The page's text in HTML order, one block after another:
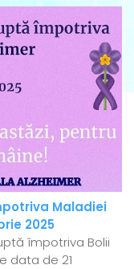
Maladiei
2025
împotriva Bolii
data de 21